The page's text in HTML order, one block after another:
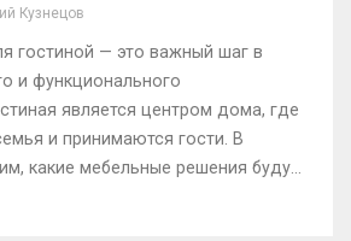
Кузнецов
гостиной — это важный шаг в
и функционального
является центром дома, где
и принимаются гости. В
какие мебельные решения будут